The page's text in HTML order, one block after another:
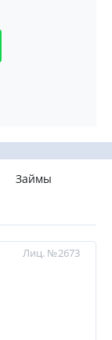
Займы
Лиц. №2673